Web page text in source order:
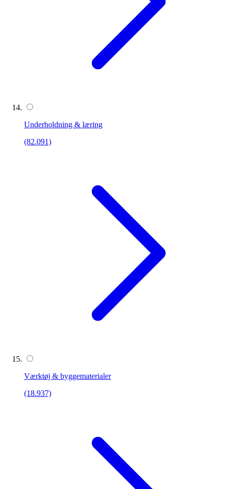
Underholdning & læring
(82.091)
Værktøj & byggematerialer
(18.937)